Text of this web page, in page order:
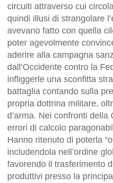
circuiti attraverso cui
quindi illusi di strangolare
avevano fatto con quella
poter agevolmente
aderire alla campagna
dall’Occidente contro la
infliggerle una sconfitta
battaglia contando sulla
propria dottrina militare,
d’arma. Nei confronti
errori di calcolo
Hanno ritenuto di poterla
includendola nell’ordine
favorendo il trasferimento
produttivi presso la